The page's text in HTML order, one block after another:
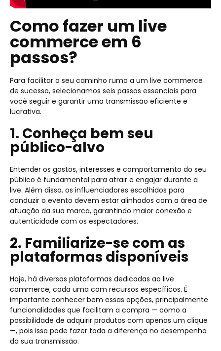
Como fazer um live
commerce em 6
passos?
Para facilitar o seu caminho rumo a um live commerce
de sucesso, selecionamos seis passos essenciais para
você seguir e garantir uma transmissão eficiente e
lucrativa.
1. Conheça bem seu
público-alvo
Entender os gostos, interesses e comportamento do seu
público é fundamental para atrair e engajar durante a
live. Além disso, os influenciadores escolhidos para
conduzir o evento devem estar alinhados com a área de
atuação da sua marca, garantindo maior conexão e
autenticidade com os espectadores.
2. Familiarize-se com as
plataformas disponíveis
Hoje, há diversas plataformas dedicadas ao live
commerce, cada uma com recursos específicos. É
importante conhecer bem essas opções, principalmente
funcionalidades que facilitam a compra — como a
possibilidade de adquirir produtos com apenas um clique
—, pois isso pode fazer toda a diferença no desempenho
da sua transmissão.